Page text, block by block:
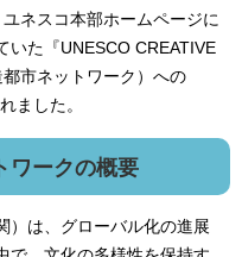
ネスコ本部ホームページに
いた『UNESCO CREATIVE
市ネットワーク）への
ました。
ワークの概要
）は、グローバル化の進展